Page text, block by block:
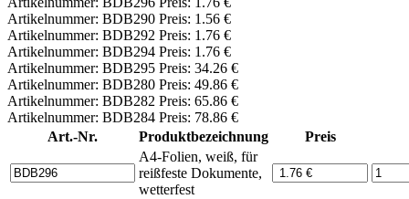
Artikelnummer: BDB290 Preis: 1.56 €
Artikelnummer: BDB292 Preis: 1.76 €
Artikelnummer: BDB294 Preis: 1.76 €
Artikelnummer: BDB295 Preis: 34.26 €
Artikelnummer: BDB280 Preis: 49.86 €
Artikelnummer: BDB282 Preis: 65.86 €
Artikelnummer: BDB284 Preis: 78.86 €
Art.-Nr.
Produktbezeichnung
Preis
A4-Folien, weiß, für
reißfeste Dokumente,
wetterfest